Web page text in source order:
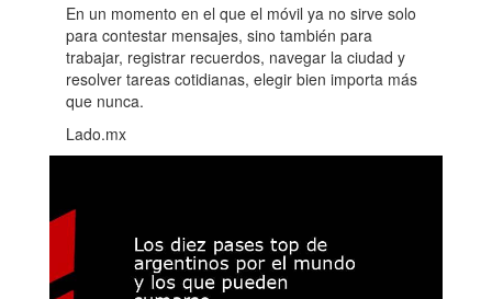
En un momento en el que el móvil ya no sirve solo
para contestar mensajes, sino también para
trabajar, registrar recuerdos, navegar la ciudad y
resolver tareas cotidianas, elegir bien importa más
que nunca.
Lado.mx